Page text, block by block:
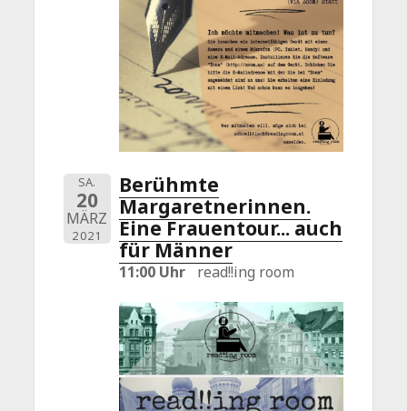
SA.
20
MÄRZ
2021
Berühmte
Margaretnerinnen.
Eine Frauentour... auch
für Männer
11:00 Uhr read!!ing room